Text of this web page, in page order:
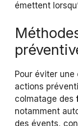
émettent
Pour éviter
actions
colmatage des
notamment
des évents,